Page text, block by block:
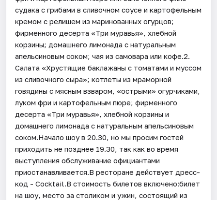
судака с грибами в сливочном соусе и картофельным
кремом с релишем из маринованных огурцов;
фирменного десерта «Три муравья», хлебной
корзины; домашнего лимонада с натуральным
апельсиновым соком; чая из самовара или кофе.2.
Салата «Хрустящие баклажаны с томатами и муссом
из сливочного сыра»; котлеты из мраморной
говядины с мясным взваром, «острыми» огурчиками,
луком фри и картофельным пюре; фирменного
десерта «Три муравья», хлебной корзины и
домашнего лимонада с натуральным апельсиновым
соком.Начало шоу в 20.30, но мы просим гостей
приходить не позднее 19.30, так как во время
выступления обслуживание официантами
приостанавливается.В ресторане действует дресс-
код - Cocktail.В стоимость билетов включено:билет
на шоу, место за столиком и ужин, состоящий из